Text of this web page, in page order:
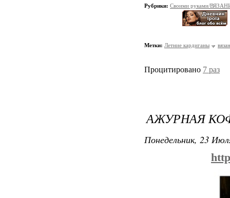
Рубрики: Своими руками/
Метки: Летние кардиганы
Процитировано 7 раз
АЖУРНАЯ
Понедельник, 23